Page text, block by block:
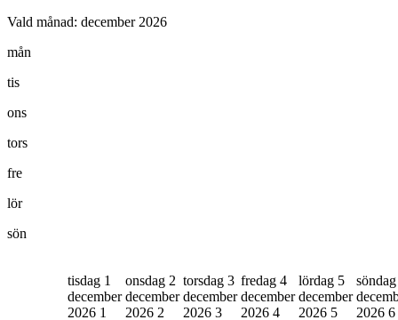
Vald månad: december 2026
mån
tis
ons
tors
fre
lör
sön
tisdag 1
december
2026 1
onsdag 2
december
2026 2
torsdag 3
december
2026 3
fredag 4
december
2026 4
lördag 5
december
2026 5
2026 6